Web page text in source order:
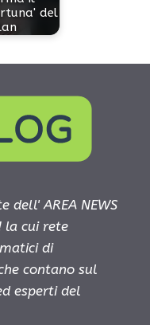
del
AREA NEWS
la cui rete
di
contano sul
esperti del